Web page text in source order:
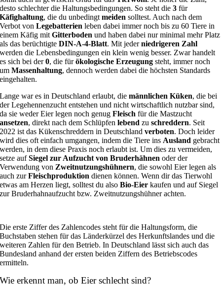
desto schlechter die Haltungsbedingungen. So steht die 3 für
Käfighaltung, die du unbedingtmeidensolltest. Auch nach dem
Verbot vonLegebatterienleben dabei immer noch bis zu 60 Tiere in
einem Käfig mitGitterbodenund haben dabei nur minimal mehr Platz
als das berüchtigteDIN-A-4-Blatt. Mit jederniedrigeren Zahl
werden die Lebensbedingungen ein klein wenig besser. Zwar handelt
es sich bei der0, die fürökologische Erzeugungsteht, immer noch
umMassenhaltung, dennoch werden dabei die höchsten Standards
eingehalten.
Lange war es in Deutschland erlaubt, diemännlichen Küken, die bei
der Legehennenzucht entstehen und nicht wirtschaftlich nutzbar sind,
da sie weder Eier legen noch genugFleischfür die Mastzucht
ansetzen, direkt nach dem Schlüpfenlebendzuschreddern. Seit
2022 ist das Kükenschreddern in Deutschlandverboten. Doch leider
wird dies oft einfach umgangen, indem die Tiere ins Ausland gebracht
werden, in dem diese Praxis noch erlaubt ist. Um dies zu vermeiden,
setze aufSiegel zur Aufzucht von Bruderhähnen oder der
Verwendung von Zweitnutzungshühnern, die sowohl Eier legen als
auch zurFleischproduktiondienen können. Wenn dir das Tierwohl
etwas am Herzen liegt, solltest du alsoBio-Eierkaufen und auf Siegel
zur Bruderhahnaufzucht bzw. Zweitnutzungshühner achten.
Die erste Ziffer des Zahlencodes steht für die Haltungsform, die
Buchstaben stehen für das Länderkürzel des Herkunftslandes und die
weiteren Zahlen für den Betrieb. In Deutschland lässt sich auch das
Bundesland anhand der ersten beiden Ziffern des Betriebscodes
ermitteln.
Wie erkennt man, ob Eier schlecht sind?